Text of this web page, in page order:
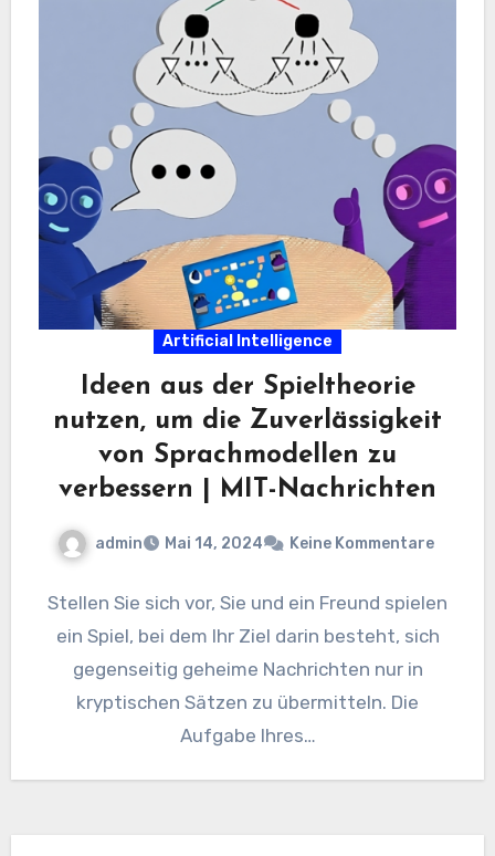
Artificial Intelligence
Ideen aus der Spieltheorie
nutzen, um die Zuverlässigkeit
von Sprachmodellen zu
verbessern | MIT-Nachrichten
admin Mai 14, 2024 Keine Kommentare
Stellen Sie sich vor, Sie und ein Freund spielen
ein Spiel, bei dem Ihr Ziel darin besteht, sich
gegenseitig geheime Nachrichten nur in
kryptischen Sätzen zu übermitteln. Die
Aufgabe Ihres…